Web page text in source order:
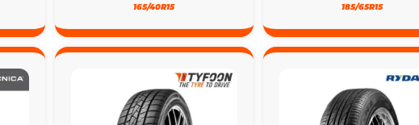
165/40R15 185/65R15